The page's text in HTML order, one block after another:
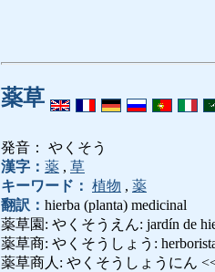
薬草
発音： やくそう
漢字： 薬 , 草
キーワード： 植物 , 薬
翻訳： hierba (planta) medicinal
薬草園: やくそうえん: jardín de
薬草商: やくそうしょう:
薬草商人: やくそうしょうにん